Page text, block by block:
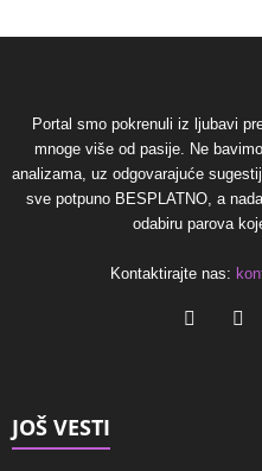
Portal smo pokrenuli iz ljubavi
mnoge više od pasije. Ne
analizama, uz odgovarajuće
sve potpuno BESPLATNO, a
odabiru parova
Kontaktirajte nas:
JOŠ VESTI